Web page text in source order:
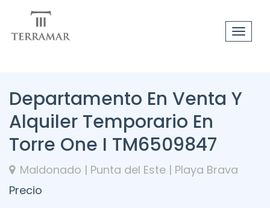
Toggle
Departamento En Venta Y
Alquiler Temporario En
Torre One I TM6509847
Maldonado | Punta del Este | Playa Brava
Precio